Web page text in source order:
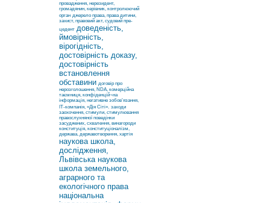
провадження, нерезидент,
громадянин, керівник, контролюючий
орган джерело права, права дитини,
захист, правовий акт, судовий пре-
цедент доведеність,
ймовірність,
вірогідність,
достовірність доказу,
достовірність
встановлення
обставини договір про
нерозголошення, NDA, комерційна
таємниця, конфіденцій¬на
інформація, негативне зобов’язання,
ІТ-компанія, «Дія Сіті». заходи
заохочення, стимули, стимулювання
правослухняної поведінки
засуджених, схвалення, винагороди
конституція, конституціоналізм,
держава, державотворення, хартія
наукова школа,
дослідження,
Львівська наукова
школа земельного,
аграрного та
екологічного права
національна